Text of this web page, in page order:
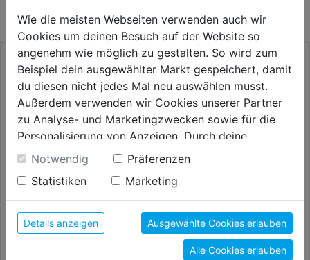
Fliesenschneidmaschine
Superflies 600mm
Fliesenschneidmaschine
TopLine
309,99€
Wie die meisten Webseiten verwenden auch wir
Cookies um deinen Besuch auf der Website so
angenehm wie möglich zu gestalten. So wird zum
Beispiel dein ausgewählter Markt gespeichert, damit
du diesen nicht jedes Mal neu auswählen musst.
Außerdem verwenden wir Cookies unserer Partner
zu Analyse- und Marketingzwecken sowie für die
Personalisierung von Anzeigen. Durch deine
Einwilligung werden die Daten von Drittanbieter,
unter anderem auch in den USA, verarbeitet.
Durch Klick auf "Alle Cookies erlauben" stimmst du
der Verwendung aller Cookies zu. Unter "Details
anzeigen" findest du alle Infos zu den
unterschiedlichen Cookies, unter "Cookies
Konfigurieren" kannst du auswählen, welche Cookies
Notwendig
Präferenzen
Statistiken
Marketing
Details anzeigen Ausgewählte Cookies erlauben
Alle Cookies erlauben